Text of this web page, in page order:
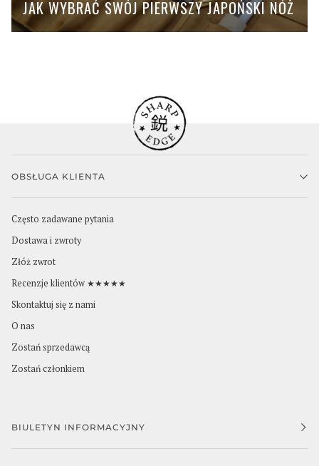
JAK WYBRAĆ SWÓJ PIERWSZY JAPOŃSKI NÓŻ
OBSŁUGA KLIENTA
Często zadawane pytania
Dostawa i zwroty
Złóż zwrot
Recenzje klientów ★★★★★
Skontaktuj się z nami
O nas
Zostań sprzedawcą
Zostań członkiem
BIULETYN INFORMACYJNY